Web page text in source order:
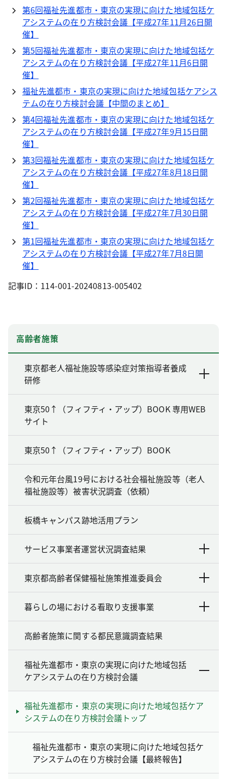
第6回福祉先進都市・東京の実現に向けた地域包括ケ
アシステムの在り方検討会議【平成27年11月26日開
催】
第5回福祉先進都市・東京の実現に向けた地域包括ケ
アシステムの在り方検討会議【平成27年11月6日開
催】
福祉先進都市・東京の実現に向けた地域包括ケアシス
テムの在り方検討会議【中間のまとめ】
第4回福祉先進都市・東京の実現に向けた地域包括ケ
アシステムの在り方検討会議【平成27年9月15日開
催】
第3回福祉先進都市・東京の実現に向けた地域包括ケ
アシステムの在り方検討会議【平成27年8月18日開
催】
第2回福祉先進都市・東京の実現に向けた地域包括ケ
アシステムの在り方検討会議【平成27年7月30日開
催】
第1回福祉先進都市・東京の実現に向けた地域包括ケ
アシステムの在り方検討会議【平成27年7月8日開
催】
記事ID：114-001-20240813-005402
高齢者施策
東京都老人福祉施設等感染症対策指導者養成
研修
東京50↑（フィフティ・アップ）BOOK 専用WEB
サイト
東京50↑（フィフティ・アップ）BOOK
令和元年台風19号における社会福祉施設等（老人
福祉施設等）被害状況調査（依頼）
板橋キャンパス跡地活用プラン
サービス事業者運営状況調査結果
東京都高齢者保健福祉施策推進委員会
暮らしの場における看取り支援事業
高齢者施策に関する都民意識調査結果
福祉先進都市・東京の実現に向けた地域包括
ケアシステムの在り方検討会議
福祉先進都市・東京の実現に向けた地域包括ケア
システムの在り方検討会議トップ
福祉先進都市・東京の実現に向けた地域包括ケ
アシステムの在り方検討会議【最終報告】